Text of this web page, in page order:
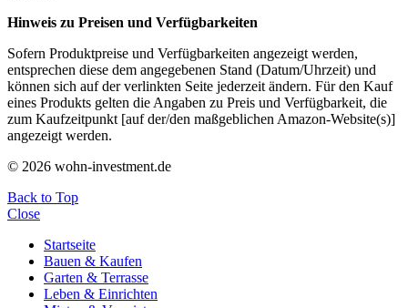
Hinweis zu Preisen und Verfügbarkeiten
Sofern Produktpreise und Verfügbarkeiten angezeigt werden,
entsprechen diese dem angegebenen Stand (Datum/Uhrzeit) und
können sich auf der verlinkten Seite jederzeit ändern. Für den Kauf
eines Produkts gelten die Angaben zu Preis und Verfügbarkeit, die
zum Kaufzeitpunkt [auf der/den maßgeblichen Amazon-Website(s)]
angezeigt werden.
© 2026 wohn-investment.de
Back to Top
Close
Startseite
Bauen & Kaufen
Garten & Terrasse
Leben & Einrichten